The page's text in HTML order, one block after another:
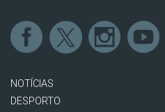
NOTÍCIAS
DESPORTO